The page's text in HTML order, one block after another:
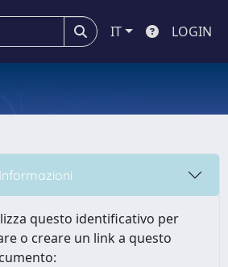
IT LOGIN
Informazioni
questo identificativo per
o creare un link a questo